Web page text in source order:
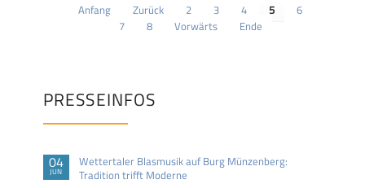
Anfang Zurück 2 3 4 5
6
7
8 Vorwärts Ende
PRESSEINFOS
04
JUN
Wettertaler Blasmusik auf Burg Münzenberg:
Tradition trifft Moderne